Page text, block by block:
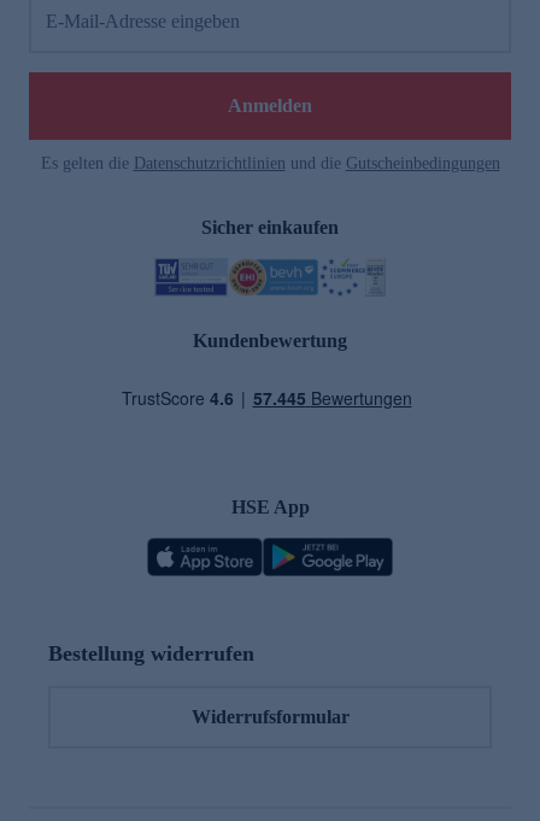
E-Mail-Adresse eingeben
Anmelden
Es gelten die Datenschutzrichtlinien und die Gutscheinbedingungen
Sicher einkaufen
Kundenbewertung
HSE App
Bestellung widerrufen
Widerrufsformular